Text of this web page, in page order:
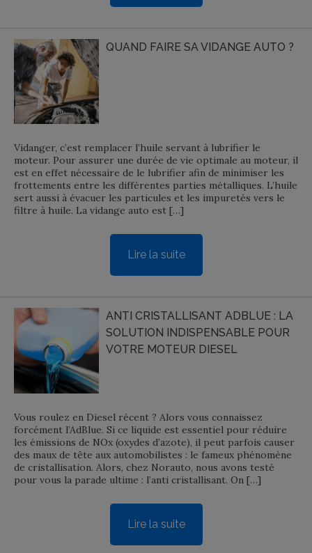
QUAND FAIRE SA VIDANGE AUTO ?
Vidanger, c’est remplacer l’huile servant à lubrifier le
moteur. Pour assurer une durée de vie optimale au moteur, il
est en effet nécessaire de le lubrifier afin de minimiser les
frottements entre les différentes parties métalliques. L’huile
sert aussi à évacuer les particules et les impuretés vers le
filtre à huile. La vidange auto est […]
Lire la suite
ANTI CRISTALLISANT ADBLUE : LA
SOLUTION INDISPENSABLE POUR
VOTRE MOTEUR DIESEL
Vous roulez en Diesel récent ? Alors vous connaissez
forcément l’AdBlue. Si ce liquide est essentiel pour réduire
les émissions de NOx (oxydes d’azote), il peut parfois causer
des maux de tête aux automobilistes : le fameux phénomène
de cristallisation. Alors, chez Norauto, nous avons testé
pour vous la parade ultime : l’anti cristallisant. On […]
Lire la suite